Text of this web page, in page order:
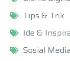
Tips & Trik
Ide &
Sosial